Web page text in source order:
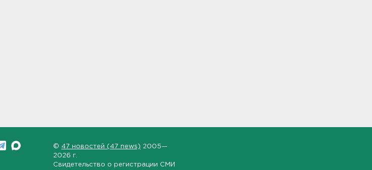
© 47 новостей (47 news) 2005—
2026 г.
Свидетельство о регистрации СМИ